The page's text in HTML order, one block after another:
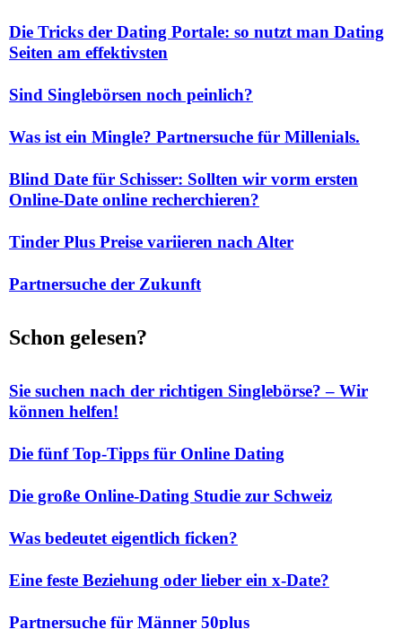
Die Tricks der Dating Portale: so nutzt man Dating
Seiten am effektivsten
Sind Singlebörsen noch peinlich?
Was ist ein Mingle? Partnersuche für Millenials.
Blind Date für Schisser: Sollten wir vorm ersten
Online-Date online recherchieren?
Tinder Plus Preise variieren nach Alter
Partnersuche der Zukunft
Schon gelesen?
Sie suchen nach der richtigen Singlebörse? – Wir
können helfen!
Die fünf Top-Tipps für Online Dating
Die große Online-Dating Studie zur Schweiz
Was bedeutet eigentlich ficken?
Eine feste Beziehung oder lieber ein x-Date?
Partnersuche für Männer 50plus